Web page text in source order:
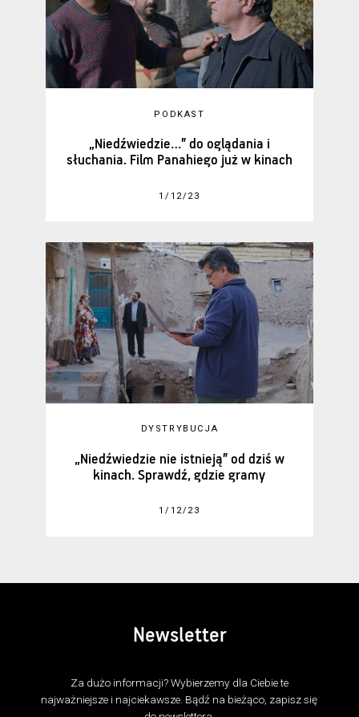
PODKAST
„Niedźwiedzie…” do oglądania i
słuchania. Film Panahiego już w kinach
1/12/23
DYSTRYBUCJA
„Niedźwiedzie nie istnieją” od dziś w
kinach. Sprawdź, gdzie gramy
1/12/23
Newsletter
Za dużo informacji? Wybierzemy dla Ciebie te
najważniejsze i najciekawsze. Bądź na bieżąco, zapisz się